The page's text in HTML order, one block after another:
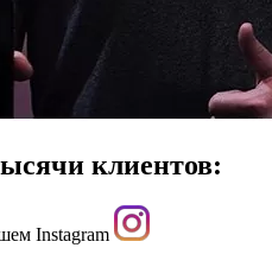
клиентов:
Instagram